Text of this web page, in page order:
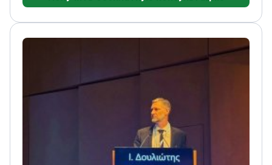
большеберцовой кости (TPLO). Доктор Рю
обладает обширным хирургическим опытом и
придерживается высоких стандартов
ветеринарии. Он является активным членом
совета Фонда здоровья животных Хиллсборо
(HAHF), что подчеркивает его приверженность
улучшению ветеринарной помощи.